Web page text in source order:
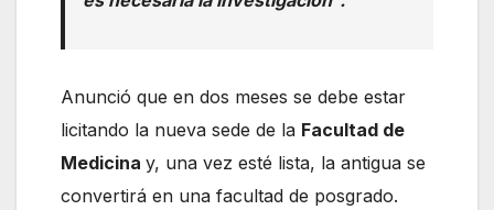
Anunció que en dos meses se debe estar
licitando la nueva sede de la Facultad de
Medicina y, una vez esté lista, la antigua se
convertirá en una facultad de posgrado.